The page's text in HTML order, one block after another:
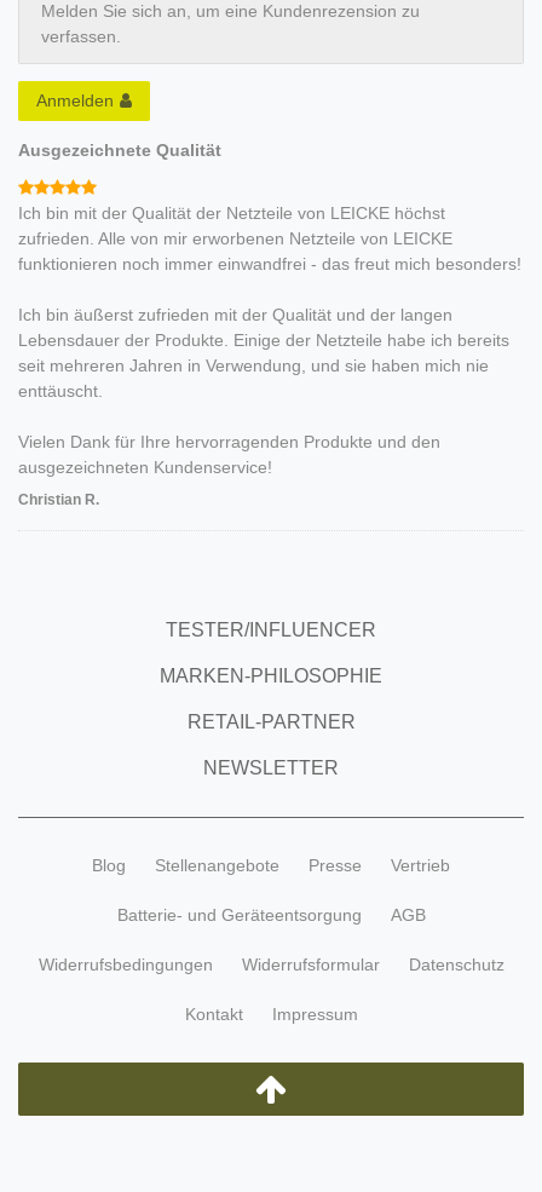
Melden Sie sich an, um eine Kundenrezension zu
verfassen.
Anmelden
Ausgezeichnete Qualität
Ich bin mit der Qualität der Netzteile von LEICKE höchst
zufrieden. Alle von mir erworbenen Netzteile von LEICKE
funktionieren noch immer einwandfrei - das freut mich besonders!
Ich bin äußerst zufrieden mit der Qualität und der langen
Lebensdauer der Produkte. Einige der Netzteile habe ich bereits
seit mehreren Jahren in Verwendung, und sie haben mich nie
enttäuscht.
Vielen Dank für Ihre hervorragenden Produkte und den
ausgezeichneten Kundenservice!
Christian R.
TESTER/INFLUENCER
MARKEN-PHILOSOPHIE
RETAIL-PARTNER
NEWSLETTER
Blog Stellenangebote Presse Vertrieb
Batterie- und Geräteentsorgung AGB
Widerrufsbedingungen Widerrufsformular Datenschutz
Kontakt Impressum